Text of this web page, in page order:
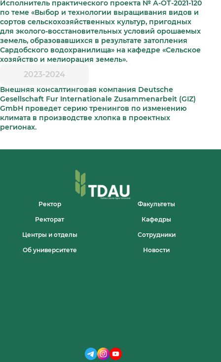
Исполнитель практического проекта № А-ОТ-2021-120
по теме «Выбор и технологии выращивания видов и
сортов сельскохозяйственных культур, пригодных
для эколого-восстановительных условий орошаемых
земель, образовавшихся в результате затопления
Сардобского водохранилища» на кафедре «Сельское
хозяйство и мелиорация земель».
2023-2024
Внешняя консалтинговая компания Deutsche
Gesellschaft Fur Internationale Zusammenarbeit (GIZ)
GmbH проведет серию тренингов по изменению
климата в производстве хлопка в проектных
регионах.
Ректор Факультеты
Ректорат Кафедры
Центры и отделы Сотрудники
Об университете Новости